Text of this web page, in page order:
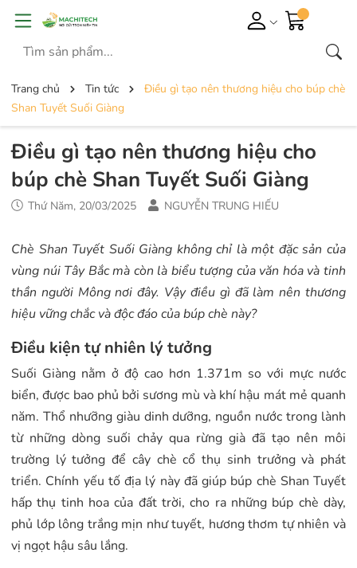
Trang chủ Tin tức
Điều gì tạo nên thương hiệu cho búp chè
Shan Tuyết Suối Giàng
Điều gì tạo nên thương hiệu cho
búp chè Shan Tuyết Suối Giàng
Thứ Năm, 20/03/2025 NGUYỄN TRUNG HIẾU
Chè Shan Tuyết Suối Giàng không chỉ là một đặc sản của
vùng núi Tây Bắc mà còn là biểu tượng của văn hóa và tinh
thần người Mông nơi đây. Vậy điều gì đã làm nên thương
hiệu vững chắc và độc đáo của búp chè này?
Điều kiện tự nhiên lý tưởng
Suối Giàng nằm ở độ cao hơn 1.371m so với mực nước
biển, được bao phủ bởi sương mù và khí hậu mát mẻ quanh
năm. Thổ nhưỡng giàu dinh dưỡng, nguồn nước trong lành
từ những dòng suối chảy qua rừng già đã tạo nên môi
trường lý tưởng để cây chè cổ thụ sinh trưởng và phát
triển. Chính yếu tố địa lý này đã giúp búp chè Shan Tuyết
hấp thụ tinh hoa của đất trời, cho ra những búp chè dày,
phủ lớp lông trắng mịn như tuyết, hương thơm tự nhiên và
vị ngọt hậu sâu lắng.